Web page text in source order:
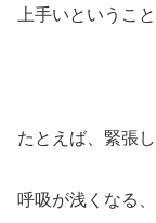
上手いということ
たとえば、緊張
呼吸が浅くなる